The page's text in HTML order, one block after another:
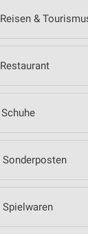
Reisen &
Restaurant
Schuhe
Sonderposten
Spielwaren